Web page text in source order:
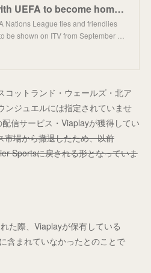
ITV lands new deal with UEFA to become home of England men’s football team from September 2024
Nations League ties and friendlies
be shown on ITV from September …
コットランド・ウェールズ・北ア
ンジュエルには指定されていませ
信サービス・Viaplayが獲得してい
市場から撤退したため、以前
Sportsに戻される形となっていま
た際、Viaplayが保有している
含まれていなかったとのことで